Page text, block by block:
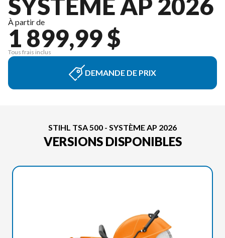
SYSTÈME AP 2026
À partir de
1 899,99 $
Tous frais inclus
DEMANDE DE PRIX
STIHL TSA 500 - SYSTÈME AP 2026
VERSIONS DISPONIBLES